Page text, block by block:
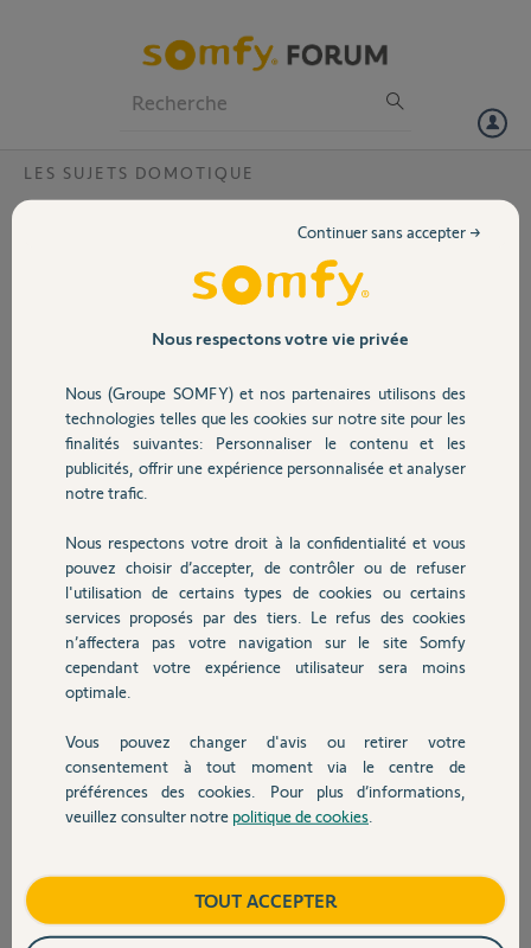
Volet
Sécurité
Domotique
Chauffage
Autres produits
Devis avec un pro
Contact
LES SUJETS DOMOTIQUE
Réinitialisation jumelage box connectivite
Je souhaite donner ma box connectivité à ma belle mère, mais
déjà affectée à mon compte (ce qui est vrai)
Code pin box : 2014-5525-0081
Merci d’avance
(J’en profite : il y a un bug actuellement avec le site, il reste sur
Etienne L.
il y a presque 4 ans
Participer au fil de discussion
Réponses
Bonjour Etienne,
Bonne journée,
Gaëlle B. il y a presque 4 ans
Nous respectons votre vie privée
Nous (Groupe SOMFY) et nos partenaires utilisons des
technologies telles que les cookies sur notre site pour les
finalités suivantes: Personnaliser le contenu et les
publicités, offrir une expérience personnalisée et analyser
notre trafic.
Nous respectons votre droit à la confidentialité et vous
pouvez choisir d’accepter, de contrôler ou de refuser
l'utilisation de certains types de cookies ou certains
services proposés par des tiers. Le refus des cookies
n’affectera pas votre navigation sur le site Somfy
cependant votre expérience utilisateur sera moins
optimale.
Vous pouvez changer d'avis ou retirer votre
consentement à tout moment via le centre de
préférences des cookies. Pour plus d’informations,
veuillez consulter notre politique de cookies
Continuer sans accepter →
TOUT ACCEPTER